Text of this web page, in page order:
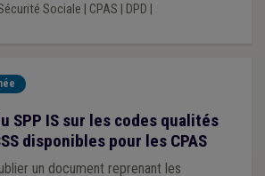
Sociale CPAS DPD
SPP IS sur les codes qualités
disponibles pour les CPAS
un document reprenant les